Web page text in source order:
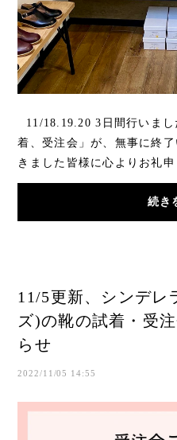
11/18.19.20 3日間行いま
着、受注会」が、無事に終
きました皆様に心よりお礼
いた靴は、出来るだけ早く
続き
11/5更新、シンデレ
ズ)の靴の試着・受
らせ
2022/11/05 14:55